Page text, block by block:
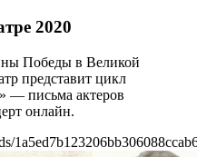
2020
Победы в Великой
представит цикл
— письма актеров
онлайн.